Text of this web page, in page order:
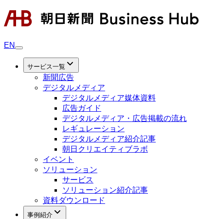
EN
サービス一覧
新聞広告
デジタルメディア
デジタルメディア媒体資料
広告ガイド
デジタルメディア・広告掲載の流れ
レギュレーション
デジタルメディア紹介記事
朝日クリエイティブラボ
イベント
ソリューション
サービス
ソリューション紹介記事
資料ダウンロード
事例紹介